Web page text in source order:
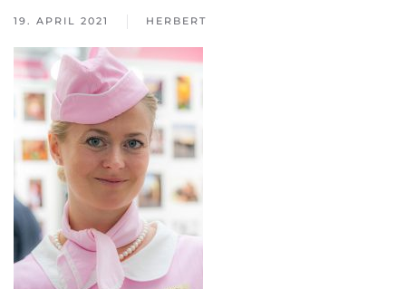
19. APRIL 2021 HERBERT